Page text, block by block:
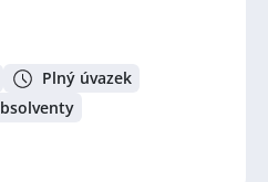
Plný úvazek